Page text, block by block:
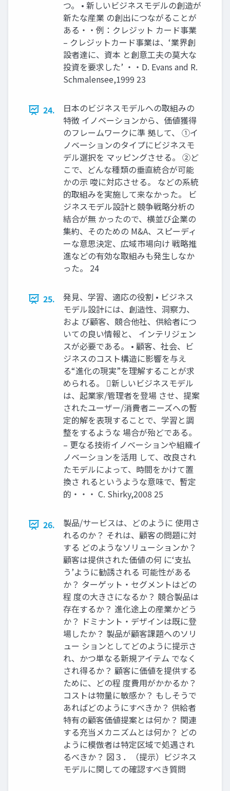
つ。 • 新しいビジネスモデルの創造が
新たな産業 の創出につながることが
ある・・例：クレジット カード事業
– クレジットカード事業は、‘業界創
設者達に、資本 と創意工夫の莫大な
投資を要求した’ ・・D. Evans and R.
Schmalensee,1999 23
24.
日本のビジネスモデルへの取組みの
特徴 イノベーションから、価値獲得
のフレームワークに準 拠して、 ①イ
ノベーションのタイプにビジネスモ
デル選択を マッピングさせる。 ②ど
こで、どんな種類の垂直統合が可能
かの示 唆に対応させる。 などの系統
的取組みを実施して来なかった。 ビ
ジネスモデル設計と競争戦略分析の
結合が無 かったので、横並び企業の
集約、そのための M&A、スピーディ
ーな意思決定、広域市場向け 戦略推
進などの有効な取組みも発生しなか
った。 24
25.
発見、学習、適応の役割 • ビジネス
モデル設計には、創造性、洞察力、
およ び顧客、競合他社、供給者につ
いての良い情報と、 インテリジェン
スが必要である。 • 顧客、社会、ビ
ジネスのコスト構造に影響を与え
る“進化の現実”を理解することが求
められる。 新しいビジネスモデル
は、起業家/管理者を登場 させ、提案
されたユーザー/消費者ニーズへの暫
定的解を表現することで、学習と調
整をするような 場合が殆どである。
– 更なる技術イノベーションや組織イ
ノベーションを活用 して、改良され
たモデルによって、時間をかけて置
換さ れるというような意味で、暫定
的・・・ C. Shirky,2008 25
26.
製品/サービスは、どのように 使用さ
れるのか？ それは、顧客の問題に対
する どのようなソリューションか？
顧客は提供された価値の何 に‘支払
う’ように勧誘される 可能性がある
か？ ターゲット・セグメントはどの
程 度の大きさになるか？ 競合製品は
存在するか？ 進化途上の産業かどう
か？ ドミナント・デザインは既に登
場したか？ 製品が顧客課題へのソリ
ュー ションとしてどのように提示さ
れ、かつ単なる新規アイテム でなく
され得るか？ 顧客に価値を提供する
ために、どの程 度費用がかかるか？
コストは物量に敏感か？ もしそうで
あればどのようにすべきか？ 供給者
特有の顧客価値提案とは何か？ 関連
する充当メカニズムとは何か？ どの
ように模倣者は特定区域で処遇され
るべきか？ 図３．（提示）ビジネス
モデルに関しての確認すべき質問